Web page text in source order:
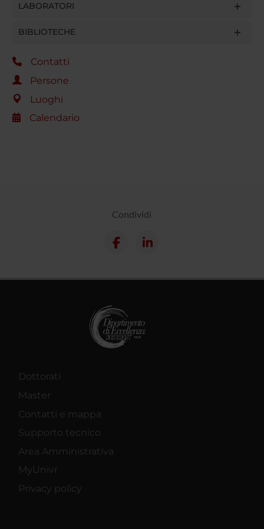
LABORATORI
BIBLIOTECHE
Contatti
Persone
Luoghi
Calendario
Condividi
Dottorati
Master
Contatti e mappa
Supporto tecnico
Area Amministrativa
MyUnivr
Privacy policy